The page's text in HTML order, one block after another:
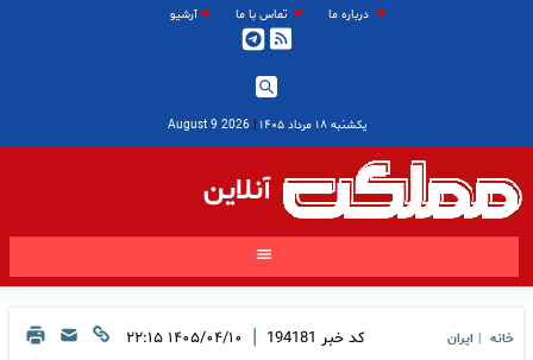
درباره ما تماس با ما آرشیو
یکشنبه ۱۸ مرداد ۱۴۰۵ |
2026 August 9
آنلاین
خانه ایران کد خبر 194181
| ۱۴۰۵/۰۴/۱۰ ۲۲:۱۵